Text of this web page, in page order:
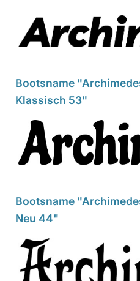
Bootsname
Klassisch 53"
Bootsname
Neu 44"